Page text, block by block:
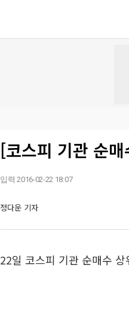
[코스피 기관 순
입력 2016-02-22 18:07
정다운 기자
22일 코스피 기관 순매수